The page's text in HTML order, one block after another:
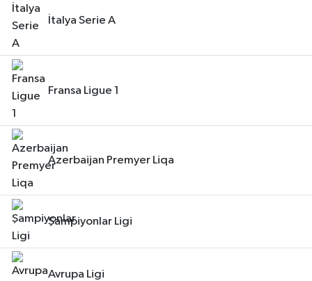
İtalya Serie A
Fransa Ligue 1
Azerbaijan Premyer Liqa
Şampiyonlar Ligi
Avrupa Ligi